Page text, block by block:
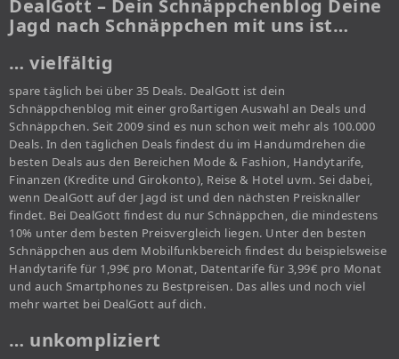
DealGott – Dein Schnäppchenblog Deine
Jagd nach Schnäppchen mit uns ist…
… vielfältig
spare täglich bei über 35 Deals. DealGott ist dein
Schnäppchenblog mit einer großartigen Auswahl an Deals und
Schnäppchen. Seit 2009 sind es nun schon weit mehr als 100.000
Deals. In den täglichen Deals findest du im Handumdrehen die
besten Deals aus den Bereichen Mode & Fashion, Handytarife,
Finanzen (Kredite und Girokonto), Reise & Hotel uvm. Sei dabei,
wenn DealGott auf der Jagd ist und den nächsten Preisknaller
findet. Bei DealGott findest du nur Schnäppchen, die mindestens
10% unter dem besten Preisvergleich liegen. Unter den besten
Schnäppchen aus dem Mobilfunkbereich findest du beispielsweise
Handytarife für 1,99€ pro Monat, Datentarife für 3,99€ pro Monat
und auch Smartphones zu Bestpreisen. Das alles und noch viel
mehr wartet bei DealGott auf dich.
… unkompliziert